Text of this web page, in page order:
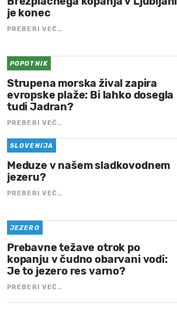
je konec
PREBERI VEČ…
POPOTNIK
Strupena morska žival zapira
evropske plaže: Bi lahko dosegla
tudi Jadran?
PREBERI VEČ…
SLOVENIJA
Meduze v našem sladkovodnem
jezeru?
PREBERI VEČ…
JEZERO
Prebavne težave otrok po
kopanju v čudno obarvani vodi:
Je to jezero res varno?
PREBERI VEČ…